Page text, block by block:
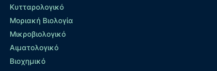
Κυτταρολογικό
Μοριακή Βιολογία
Μικροβιολογικό
Αιματολογικό
Βιοχημικό